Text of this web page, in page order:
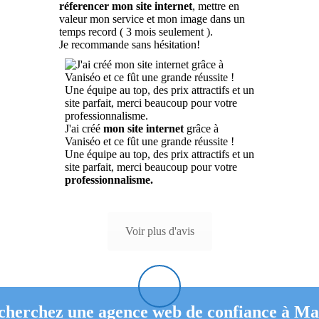
réferencer mon site internet, mettre en
valeur mon service et mon image dans un
temps record ( 3 mois seulement ).
Je recommande sans hésitation!
J'ai créé mon site internet grâce à
Vaniséo et ce fût une grande réussite !
Une équipe au top, des prix attractifs et un
site parfait, merci beaucoup pour votre
professionnalisme.
Voir plus d'avis
une agence web de confiance à